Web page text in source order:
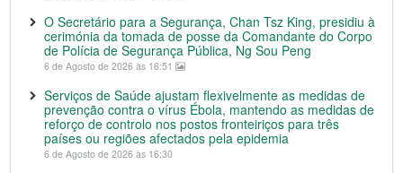
O Secretário para a Segurança, Chan Tsz King, presidiu à
cerimónia da tomada de posse da Comandante do Corpo
de Polícia de Segurança Pública, Ng Sou Peng
6 de Agosto de 2026 às 16:51
Serviços de Saúde ajustam flexivelmente as medidas de
prevenção contra o vírus Ébola, mantendo as medidas de
reforço de controlo nos postos fronteiriços para três
países ou regiões afectados pela epidemia
6 de Agosto de 2026 às 16:30